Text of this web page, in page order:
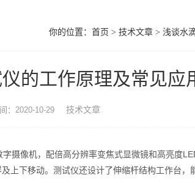
你的位置： 首页 > 技术文章> 浅谈水
的工作原理及常见应
：2020-10-29 技术文章
摄像机，配倍高分辨率变焦式显微镜和高亮度
上下移动。测试仪还设计了伸缩杆结构工作台，